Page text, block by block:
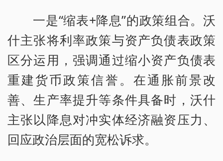
一是“缩表+降息”的政策组合。沃
什主张将利率政策与资产负债表政策
区分运用，强调通过缩小资产负债表
重建货币政策信誉。在通胀前景改
善、生产率提升等条件具备时，沃什
主张以降息对冲实体经济融资压力、
回应政治层面的宽松诉求。